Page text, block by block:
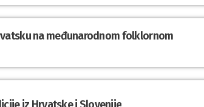
na međunarodnom folklornom